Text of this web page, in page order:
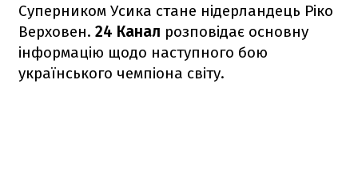
Суперником Усика стане нідерландець Ріко
Верховен. 24 Канал розповідає основну
інформацію щодо наступного бою
українського чемпіона світу.